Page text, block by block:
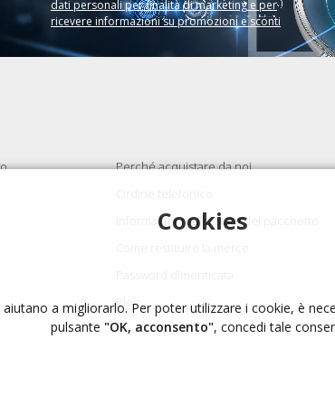
dati personali per finalità di marketing e per
ricevere informazioni su promozioni e sconti
Perché acquistare da noi
Informazioni sullo stato del pacchetto
Blog
Cookies
a migliorarlo. Per poter utilizzare i cookie, è
pulsante "OK, acconsento", concedi tale